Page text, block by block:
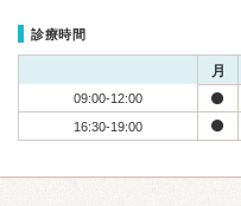
診療時間
月
09:00-12:00
16:30-19:00